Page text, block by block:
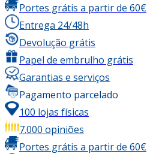
Portes grátis a partir de 60€
Entrega 24/48h
Devolução grátis
Papel de embrulho grátis
Garantias e serviços
Pagamento parcelado
100 lojas físicas
7.000 opiniões
Portes grátis a partir de 60€